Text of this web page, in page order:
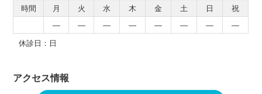
時間 月 火 水 木 金 土 日
祝
―
― ― ― ― ― ―
―
休診日：日
アクセス情報